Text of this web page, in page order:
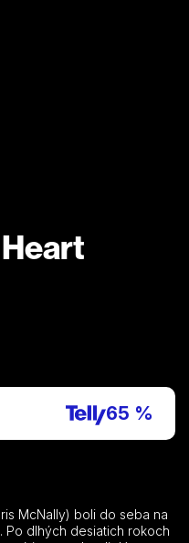
65 %
McNally) boli do seba na
Po dlhých desiatich rokoch